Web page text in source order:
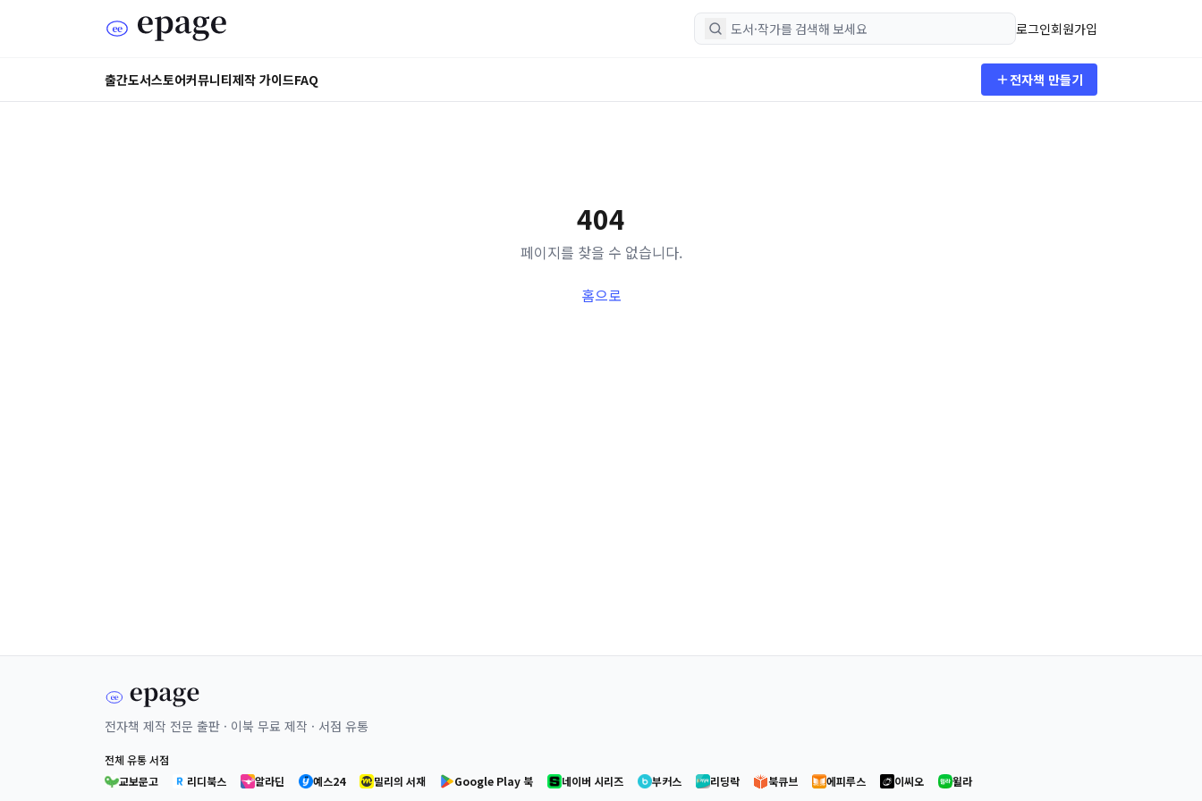
로그인회원가입
출간도서스토어커뮤니티제작 가이드FAQ 전자책 만들기
404
페이지를 찾을 수 없습니다.
홈으로
전자책 제작 전문 출판 · 이북 무료 제작 · 서점 유통
전체 유통 서점
교보문고
리디북스 알라딘 예스24 밀리의 서재 Google Play 북 네이버 시리즈 부커스 리딩락 북큐브 에피루스 이씨오 윌라